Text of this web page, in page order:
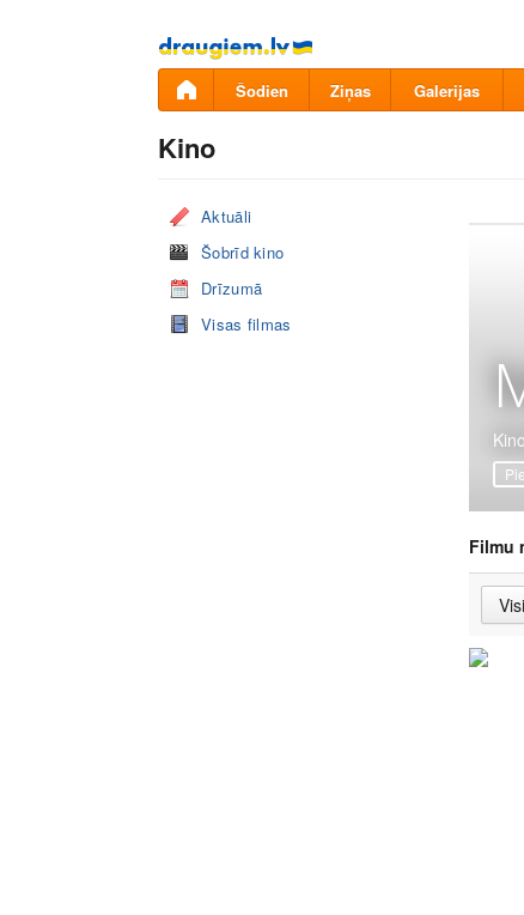
Pāriet
uz
saturu
Šodien Ziņas Galerijas
Kino
Aktuāli
Šobrīd kino
Drīzumā
Visas filmas
Filmu